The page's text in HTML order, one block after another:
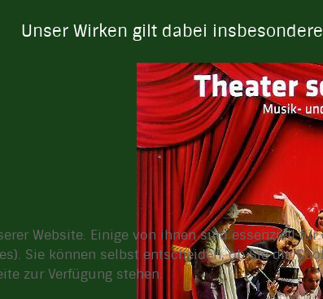
Unser Wirken gilt dabei
Website. Einige von ihnen sind essenziell
Sie können selbst entscheiden, ob Sie die
zur Verfügung stehen.